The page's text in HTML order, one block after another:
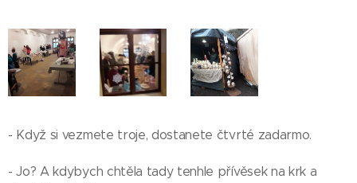
- Když si vezmete troje, dostanete čtvrté zadarmo.
- Jo? A kdybych chtěla tady tenhle přívěsek na krk a